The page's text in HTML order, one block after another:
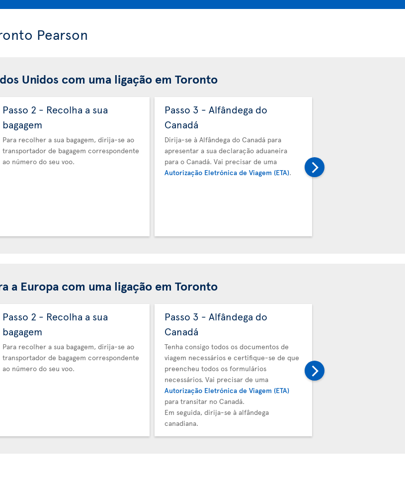
Pearson
Unidos com uma ligação em Toronto
Passo 2 - Recolha a sua
bagagem
Para recolher a sua bagagem, dirija-se ao
transportador de bagagem correspondente
ao número do seu voo.
Passo 3 - Alfândega do
Canadá
Dirija-se à Alfândega do Canadá para
apresentar a sua declaração aduaneira
para o Canadá. Vai precisar de uma
Autorização Eletrónica de Viagem (ETA).
a Europa com uma ligação em Toronto
Passo 2 - Recolha a sua
bagagem
Para recolher a sua bagagem, dirija-se ao
transportador de bagagem correspondente
ao número do seu voo.
Passo 3 - Alfândega do
Canadá
Tenha consigo todos os documentos de
viagem necessários e certifique-se de que
preencheu todos os formulários
necessários. Vai precisar de uma
Autorização Eletrónica de Viagem (ETA)
para transitar no Canadá.
Em seguida, dirija-se à alfândega
canadiana.